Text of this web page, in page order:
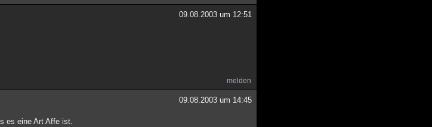
09.08.2003 um 12:51
melden
09.08.2003 um 14:45
es eine Art Affe ist.